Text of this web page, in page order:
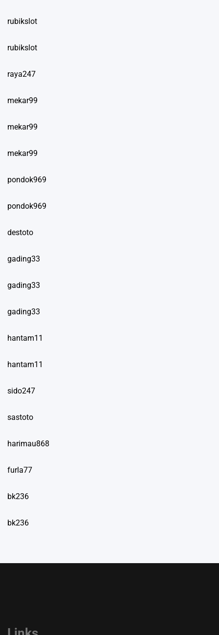
rubikslot
rubikslot
raya247
mekar99
mekar99
mekar99
pondok969
pondok969
destoto
gading33
gading33
gading33
hantam11
hantam11
sido247
sastoto
harimau868
furla77
bk236
bk236